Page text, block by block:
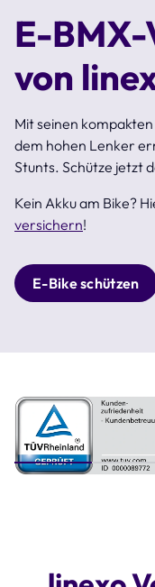
E-
von
Mit seinen
dem hohen Lenker
Stunts. Schütze jetzt
Kein Akku am Bike?
versichern!
E-Bike schützen
Step 1 of 4